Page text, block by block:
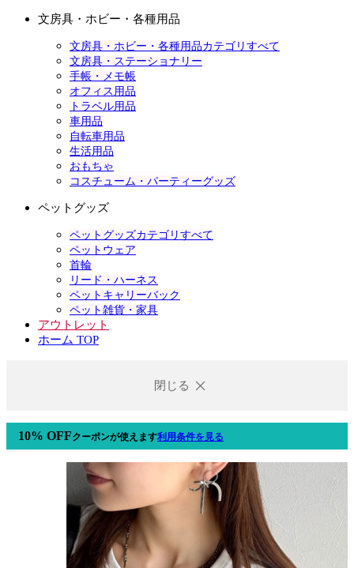
文房具・ホビー・各種用品
文房具・ホビー・各種用品カテゴリすべて
文房具・ステーショナリー
手帳・メモ帳
オフィス用品
トラベル用品
車用品
自転車用品
生活用品
おもちゃ
コスチューム・パーティーグッズ
ペットグッズ
ペットグッズカテゴリすべて
ペットウェア
首輪
リード・ハーネス
ペットキャリーバック
ペット雑貨・家具
アウトレット
ホーム TOP
閉じる
10% OFFクーポンが使えます利用条件を見る